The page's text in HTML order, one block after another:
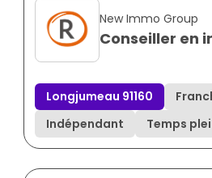
New Immo Group
Conseiller en
Longjumeau 91160
Indépendant
Temps